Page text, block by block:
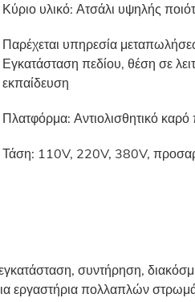
Κύριο υλικό: Ατσάλι υψηλής
Παρέχεται υπηρεσία
Εγκατάσταση πεδίου, θέση σε
εκπαίδευση
Πλατφόρμα: Αντιολισθητικό καρό
Τάση: 110V, 220V, 380V,
συντήρηση,
εργαστήρια πολλαπλών